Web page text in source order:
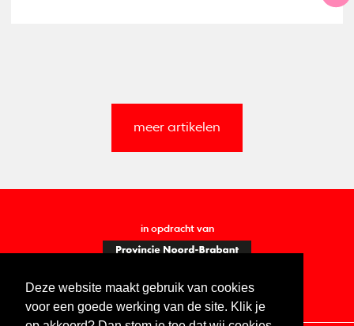
Deze website maakt gebruik van cookies
voor een goede werking van de site. Klik je
meer artikelen
in opdracht van